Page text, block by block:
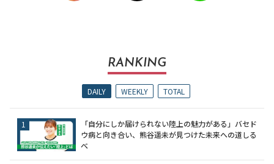
RANKING
DAILY WEEKLY TOTAL
「自分にしか届けられない陸上の魅力がある」バセド
ウ病と向き合い、熊谷遥未が見つけた未来への道しる
べ